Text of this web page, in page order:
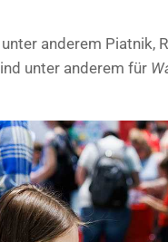
anderem Piatnik,
unter anderem für